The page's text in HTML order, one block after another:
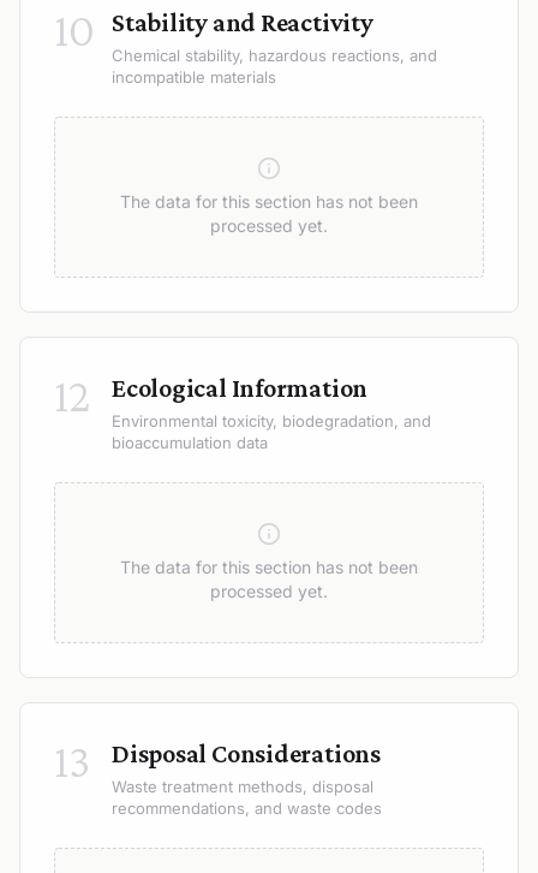
10 Stability and Reactivity
Chemical stability, hazardous reactions, and
incompatible materials
The data for this section has not been
processed yet.
12 Ecological Information
Environmental toxicity, biodegradation, and
bioaccumulation data
The data for this section has not been
processed yet.
13 Disposal Considerations
Waste treatment methods, disposal
recommendations, and waste codes